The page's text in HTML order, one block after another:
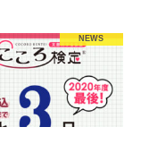
NEWS